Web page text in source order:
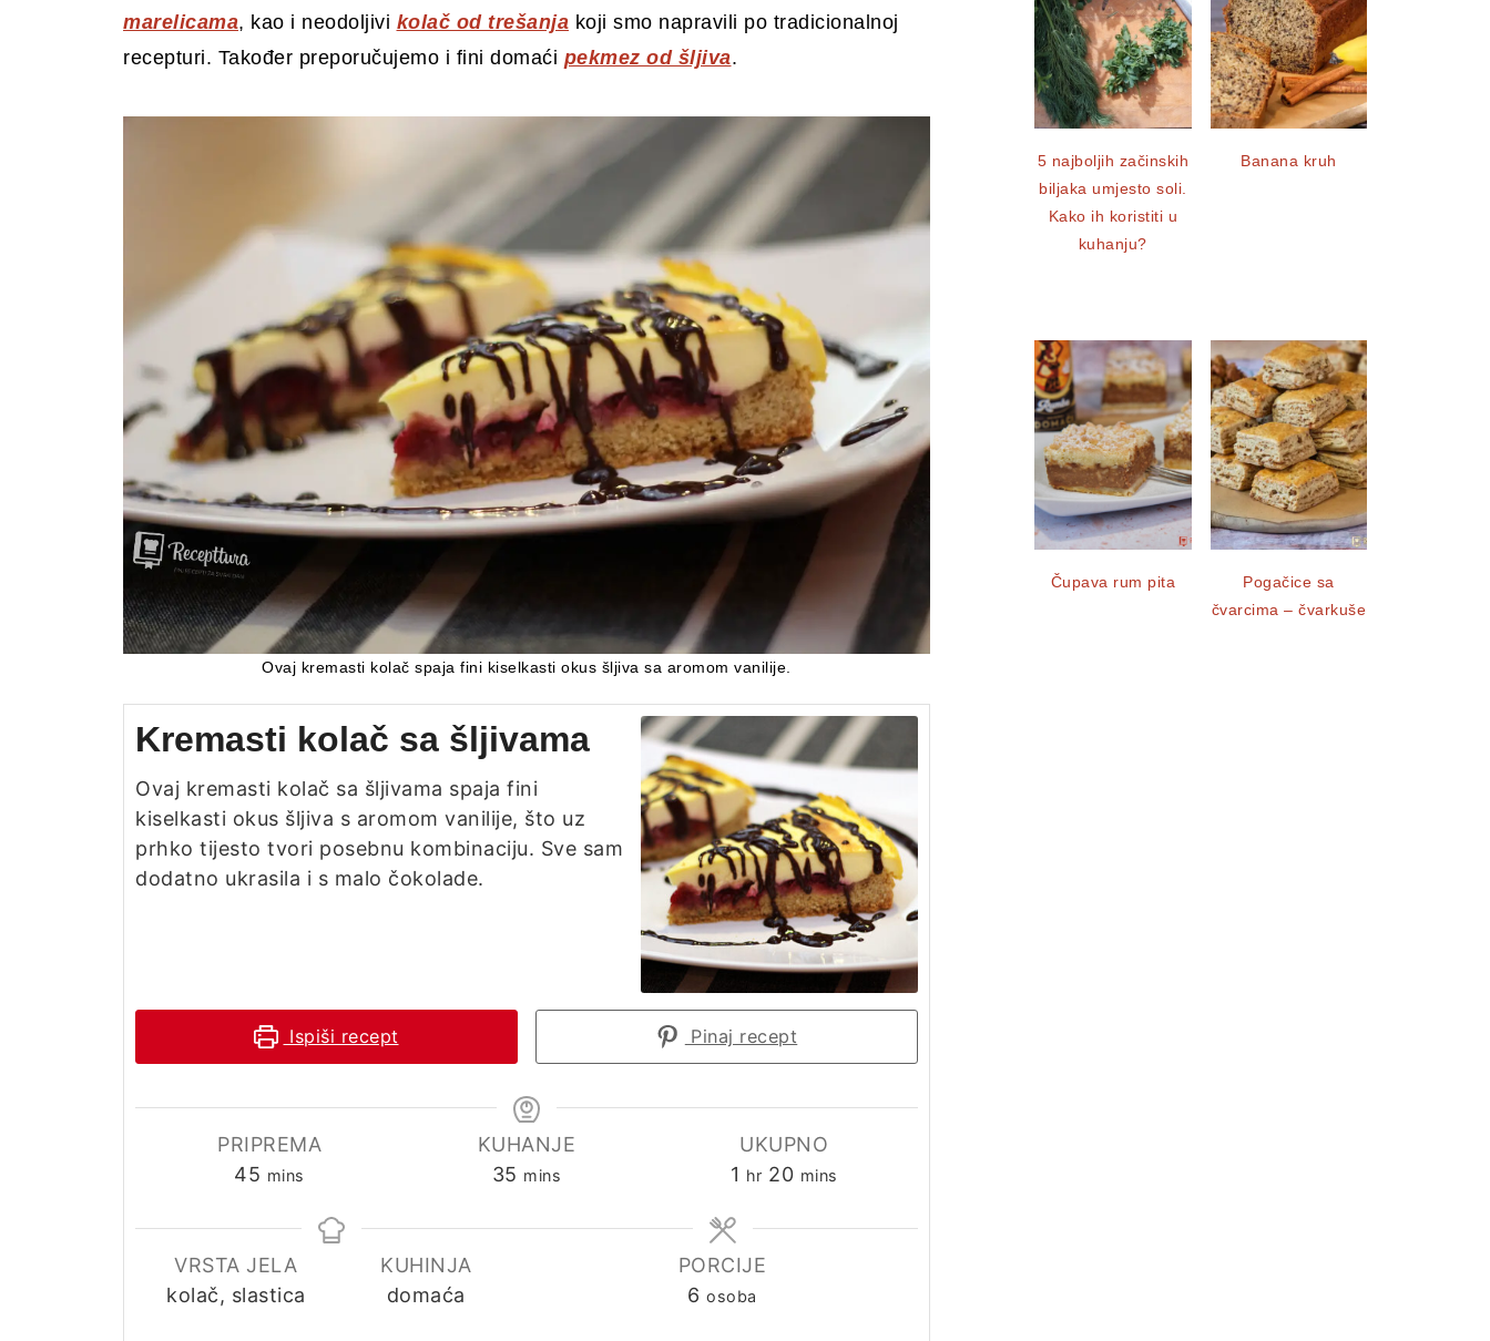
marelicama, kao i neodoljivi kolač od trešanja koji smo napravili po tradicionalnoj
recepturi. Također preporučujemo i fini domaći pekmez od šljiva.
Ovaj kremasti kolač spaja fini kiselkasti okus šljiva sa aromom vanilije.
Kremasti kolač sa šljivama
Ovaj kremasti kolač sa šljivama spaja fini
kiselkasti okus šljiva s aromom vanilije, što uz
prhko tijesto tvori posebnu kombinaciju. Sve sam
dodatno ukrasila i s malo čokolade.
Ispiši recept Pinaj recept
PRIPREMA
45 minutes
mins
KUHANJE
35 minutes
mins
UKUPNO
1 hour
hr 20minutes
mins
VRSTA JELA
kolač, slastica
KUHINJA
domaća
PORCIJE
6 osoba
5 najboljih začinskih
biljaka umjesto soli.
Kako ih koristiti u
kuhanju?
Banana kruh
Čupava rum pita
Pogačice sa
čvarcima – čvarkuše